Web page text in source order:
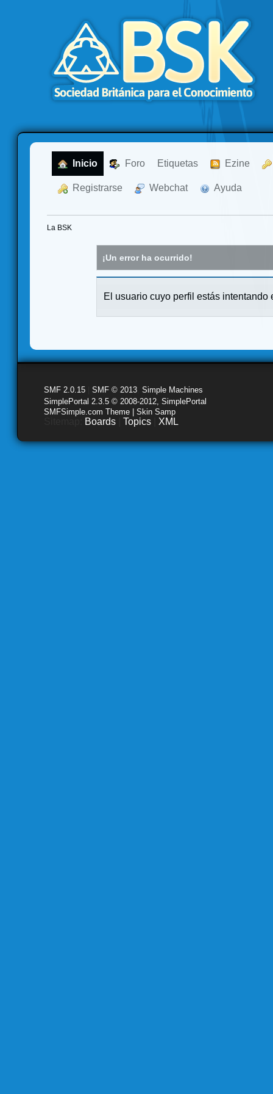
Inicio Foro Etiquetas Ezine
Registrarse Webchat Ayuda
La BSK
¡Un error ha ocurrido!
El usuario cuyo perfil estás intentando
SMF 2.0.15 SMF © 2013 Simple Machines
SimplePortal 2.3.5 © 2008-2012, SimplePortal
SMFSimple.com Theme | Skin Samp
Boards Topics XML